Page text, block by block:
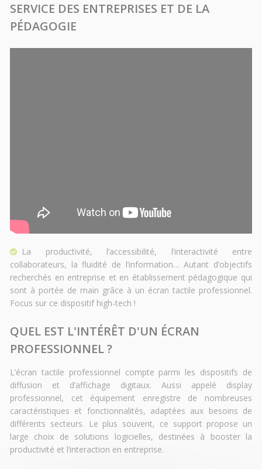
SERVICE DES ENTREPRISES ET DE LA
PÉDAGOGIE
La productivité, l’accessibilité, l’interactivité entre
collaborateurs, la fluidité de l’information… Autant d’objectifs
recherchés en entreprise et en établissement pédagogique qui
sont à portée de main grâce à un écran tactile professionnel.
Focus sur ce dispositif high-tech !
QUEL EST L'INTÉRÊT D'UN ÉCRAN
PROFESSIONNEL ?
L’écran tactile professionnel compte parmi les dispositifs de
diffusion et d’affichage digitaux. Aussi appelé display
professionnel, cet équipement enregistre de nombreuses
caractéristiques et fonctionnalités, adaptées aux besoins de
différents secteurs. Le plus souvent, ce support propose un
large choix de solutions logicielles, destinées à booster la
productivité et l’interaction en entreprise.